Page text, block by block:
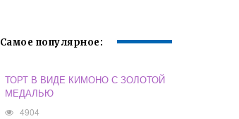
Самое популярное:
ТОРТ В ВИДЕ КИМОНО С ЗОЛОТОЙ
МЕДАЛЬЮ
4904